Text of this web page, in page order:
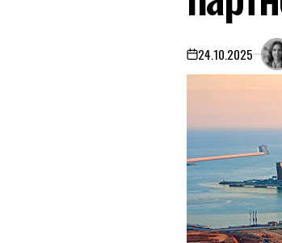
on24.10.2025